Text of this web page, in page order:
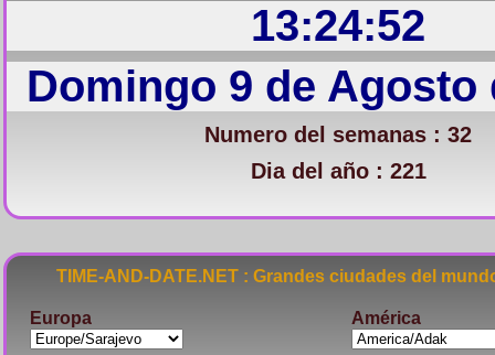
13:24:52
Domingo 9 de Agosto
Numero del semanas : 32
Dia del año : 221
TIME-AND-DATE.NET : Grandes ciudades del
Europa América